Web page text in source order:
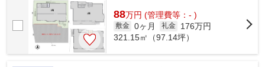
88万円 (管理費等：- )
敷金 0ヶ月 礼金
176万円
321.15㎡（97.14坪）